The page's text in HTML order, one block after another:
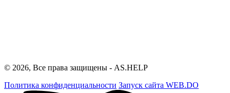
© 2026, Все права защищены - AS.HELP
Политика конфиденциальности Запуск сайта WEB.DO